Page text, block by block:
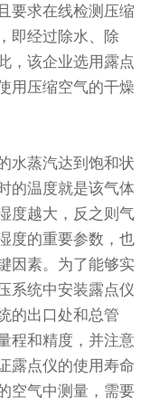
要求在线检测压缩
即经过除水、除
，该企业选用露点
用压缩空气的干燥
水蒸汽达到饱和状
的温度就是该气体
度越大，反之则气
度的重要参数，也
因素。为了能够实
系统中安装露点仪
的出口处和总管
程和精度，并注意
露点仪的使用寿命
空气中测量，需要